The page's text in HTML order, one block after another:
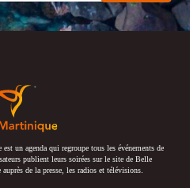
un agenda qui regroupe tous les événements de
publient leurs soirées sur le site de Belle
de la presse, les radios et télévisions.